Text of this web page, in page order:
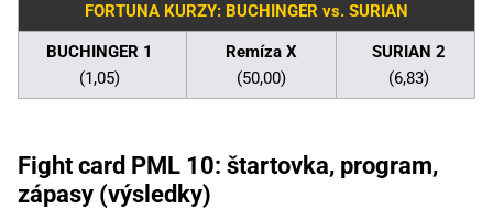
FORTUNA KURZY: BUCHINGER vs. SURIAN
BUCHINGER 1
(1,05)
Remíza X
(50,00)
SURIAN 2
(6,83)
Fight card PML 10: štartovka, program,
zápasy (výsledky)